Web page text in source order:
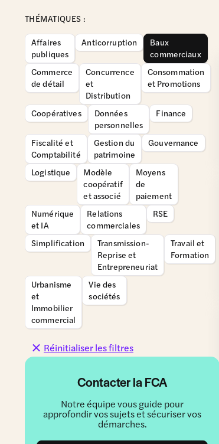
THÉMATIQUES :
Affaires
publiques
Anticorruption
Baux
commerciaux
Commerce
de détail
Concurrence
et
Distribution
Consommation
et Promotions
Coopératives
Données
personnelles
Finance
Fiscalité et
Comptabilité
Gestion du
patrimoine
Gouvernance
Logistique
Modèle
coopératif
et associé
Moyens
de
paiement
Numérique
et IA
Relations
commerciales
RSE
Simplification
Transmission-
Reprise et
Entrepreneuriat
Travail et
Formation
Urbanisme
et
Immobilier
commercial
Vie des
sociétés
Réinitialiser les filtres
Contacter la FCA
Notre équipe vous guide pour
approfondir vos sujets et sécuriser vos
démarches.